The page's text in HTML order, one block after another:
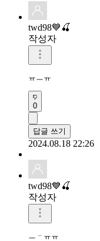
twd98💙🍒
작성자
ㅠㅡㅠ
0
답글 쓰기
2024.08.18 22:26
twd98💙🍒
작성자
ㅡᆢㅠㅠ